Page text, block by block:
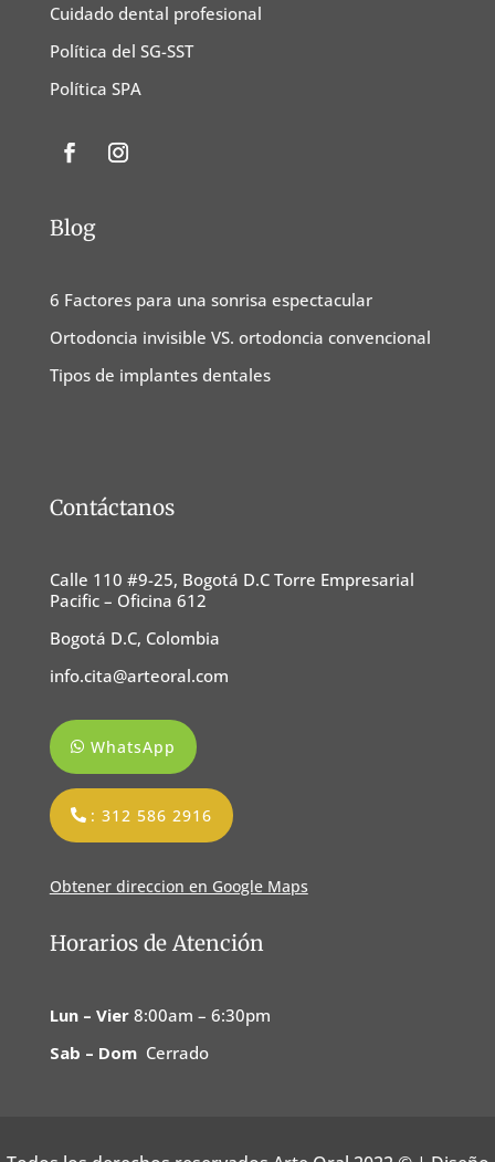
Cuidado dental profesional
Política del SG-SST
Política SPA
Blog
6 Factores para una sonrisa espectacular
Ortodoncia invisible VS. ortodoncia convencional
Tipos de implantes dentales
Contáctanos
Calle 110 #9-25, Bogotá D.C Torre Empresarial
Pacific – Oficina 612
Bogotá D.C, Colombia
info.cita@arteoral.com
WhatsApp
: 312 586 2916
Obtener direccion en Google Maps
Horarios de Atención
Lun – Vier 8:00am – 6:30pm
Sab – Dom Cerrado